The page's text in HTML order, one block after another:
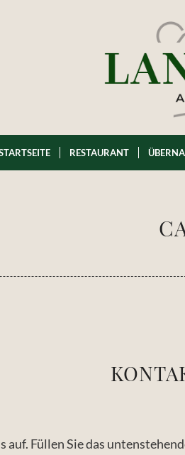
RESTAURANT
Füllen Sie das